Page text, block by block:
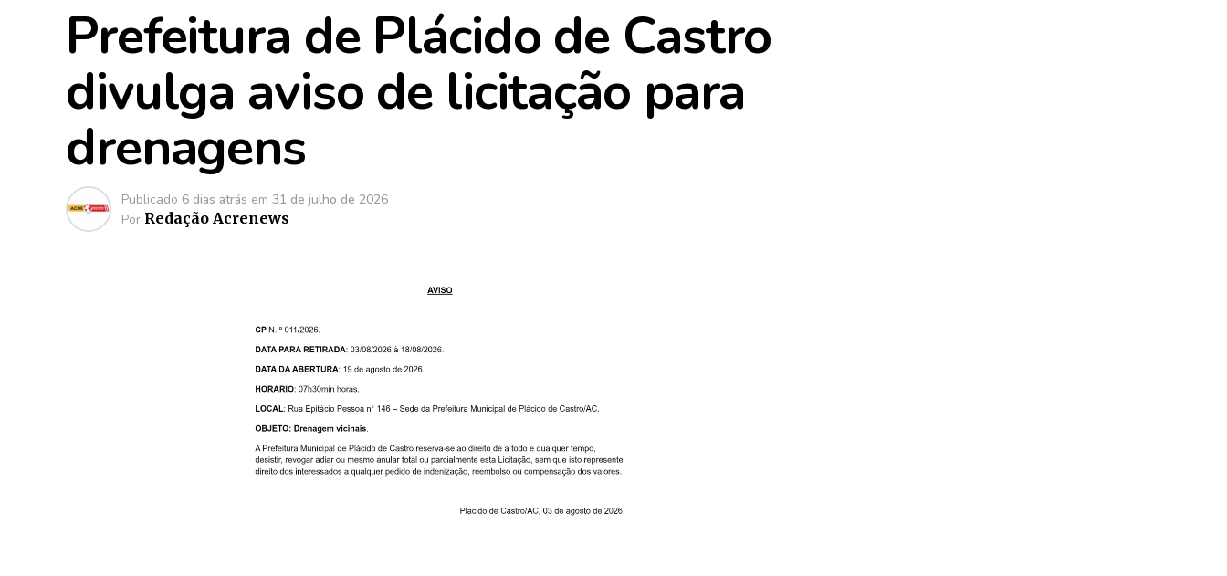
Prefeitura de Plácido de Castro
divulga aviso de licitação para
drenagens
Publicado 6 dias atrás em 31 de julho de 2026
Por Redação Acrenews